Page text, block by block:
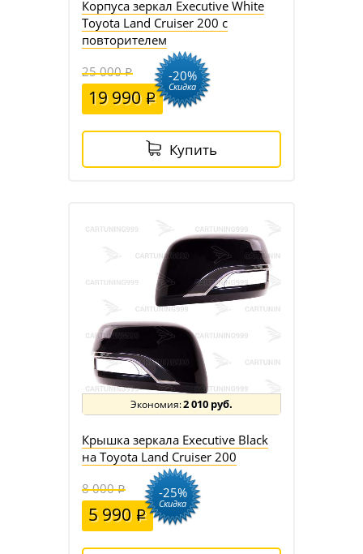
Корпуса зеркал Executive White
Toyota Land Cruiser 200 c
повторителем
25 000
19 990
-20%
Скидка
Купить
2 010 руб.
Крышка зеркала Executive Black
на Toyota Land Cruiser 200
8 000
5 990
-25%
Скидка